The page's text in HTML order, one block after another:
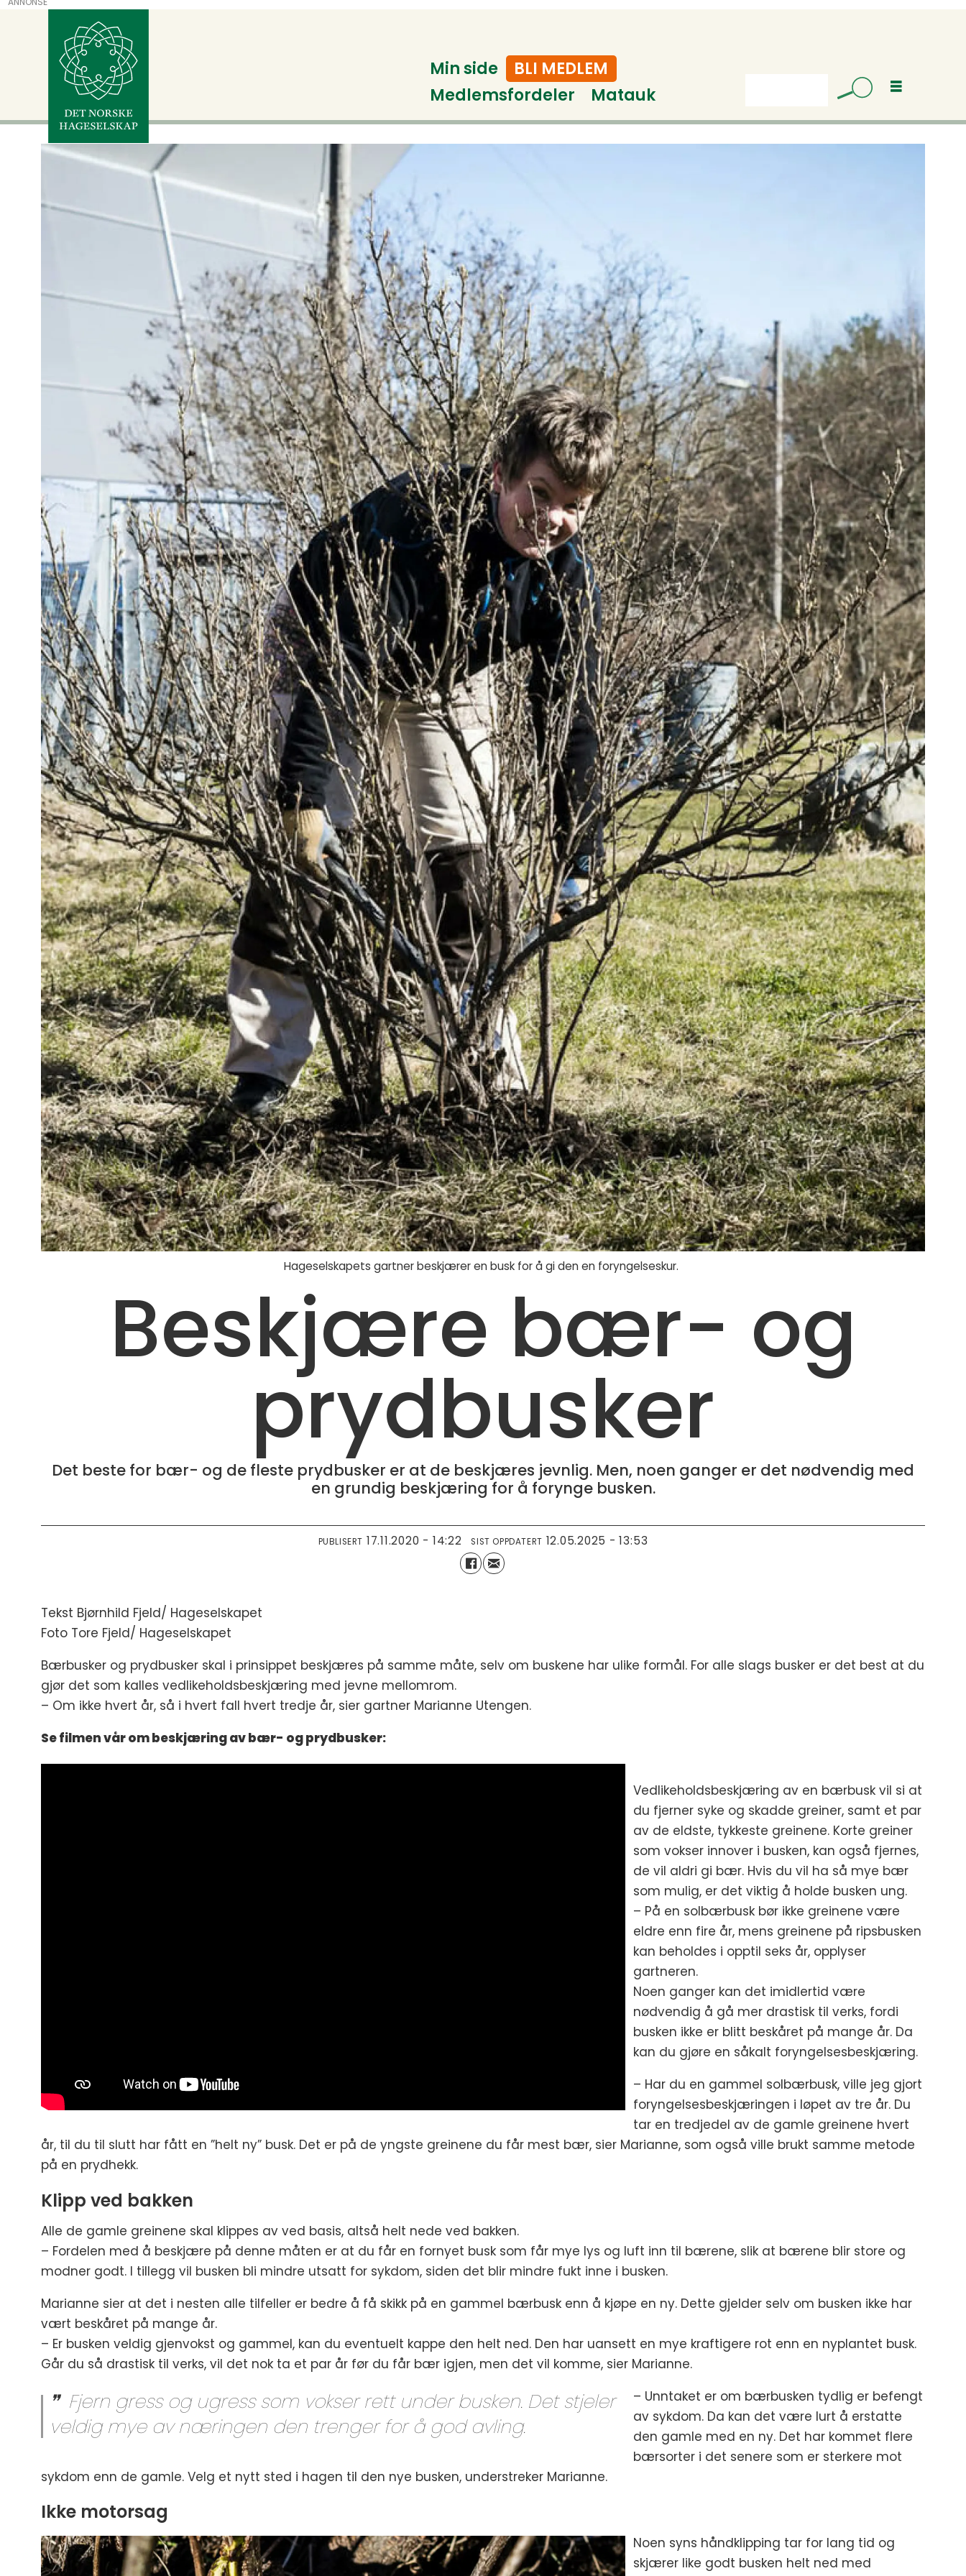
Min side
BLI MEDLEM
Medlemsfordeler
Matauk
Hageselskapets gartner beskjærer en busk for å gi den en foryngelseskur.
Beskjære bær- og
prydbusker
Det beste for bær- og de fleste prydbusker er at de beskjæres jevnlig. Men, noen ganger er det nødvendig med
en grundig beskjæring for å forynge busken.
PUBLISERT 17.11.2020 - 14:22 SIST OPPDATERT 12.05.2025 - 13:53
Tekst Bjørnhild Fjeld/ Hageselskapet
Foto Tore Fjeld/ Hageselskapet
Bærbusker og prydbusker skal i prinsippet beskjæres på samme måte, selv om buskene har ulike formål. For alle slags busker er det best at du
gjør det som kalles vedlikeholdsbeskjæring med jevne mellomrom.
– Om ikke hvert år, så i hvert fall hvert tredje år, sier gartner Marianne Utengen.
Se filmen vår om beskjæring av bær- og prydbusker:
Vedlikeholdsbeskjæring av en bærbusk vil si at
du fjerner syke og skadde greiner, samt et par
av de eldste, tykkeste greinene. Korte greiner
som vokser innover i busken, kan også fjernes,
de vil aldri gi bær. Hvis du vil ha så mye bær
som mulig, er det viktig å holde busken ung.
– På en solbærbusk bør ikke greinene være
eldre enn fire år, mens greinene på ripsbusken
kan beholdes i opptil seks år, opplyser
gartneren.
Noen ganger kan det imidlertid være
nødvendig å gå mer drastisk til verks, fordi
busken ikke er blitt beskåret på mange år. Da
kan du gjøre en såkalt foryngelsesbeskjæring.
– Har du en gammel solbærbusk, ville jeg gjort
foryngelsesbeskjæringen i løpet av tre år. Du
tar en tredjedel av de gamle greinene hvert
år, til du til slutt har fått en ”helt ny” busk. Det er på de yngste greinene du får mest bær, sier Marianne, som også ville brukt samme metode
på en prydhekk.
Klipp ved bakken
Alle de gamle greinene skal klippes av ved basis, altså helt nede ved bakken.
– Fordelen med å beskjære på denne måten er at du får en fornyet busk som får mye lys og luft inn til bærene, slik at bærene blir store og
modner godt. I tillegg vil busken bli mindre utsatt for sykdom, siden det blir mindre fukt inne i busken.
Marianne sier at det i nesten alle tilfeller er bedre å få skikk på en gammel bærbusk enn å kjøpe en ny. Dette gjelder selv om busken ikke har
vært beskåret på mange år.
– Er busken veldig gjenvokst og gammel, kan du eventuelt kappe den helt ned. Den har uansett en mye kraftigere rot enn en nyplantet busk.
Går du så drastisk til verks, vil det nok ta et par år før du får bær igjen, men det vil komme, sier Marianne.
Fjern gress og ugress som vokser rett under busken. Det stjeler
veldig mye av næringen den trenger for å god avling.
– Unntaket er om bærbusken tydlig er befengt
av sykdom. Da kan det være lurt å erstatte
den gamle med en ny. Det har kommet flere
bærsorter i det senere som er sterkere mot
sykdom enn de gamle. Velg et nytt sted i hagen til den nye busken, understreker Marianne.
Ikke motorsag
Noen syns håndklipping tar for lang tid og
skjærer like godt busken helt ned med